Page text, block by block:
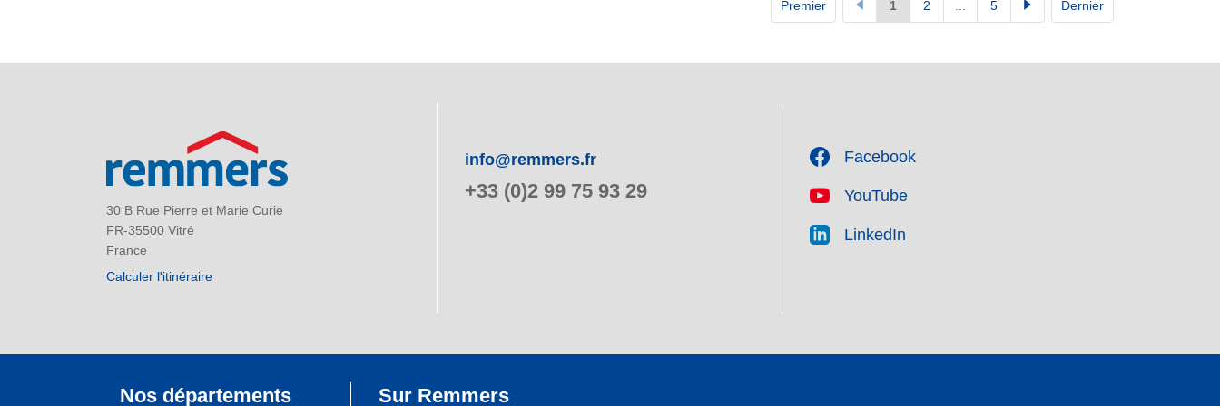
Premier 1 2 5 Dernier
30 B Rue Pierre et Marie Curie
FR-35500 Vitré
France
Calculer l'itinéraire
info@remmers.fr
+33 (0)2 99 75 93 29
Facebook
YouTube
LinkedIn
Nos départements Sur Remmers